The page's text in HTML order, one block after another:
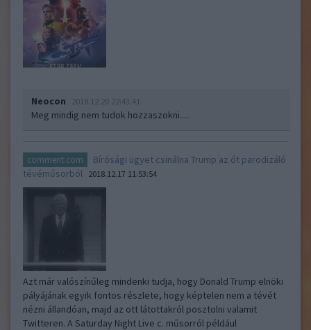
Neocon 2018.12.20 22:43:41
Meg mindig nem tudok hozzaszokni.....
comment:com
Bírósági ügyet csinálna Trump az őt parodizáló
tévéműsorból 2018.12.17 11:53:54
Azt már valószínűleg mindenki tudja, hogy Donald Trump elnöki
pályájának egyik fontos részlete, hogy képtelen nem a tévét
nézni állandóan, majd az ott látottakról posztolni valamit
Twitteren. A Saturday Night Live c. műsorról például